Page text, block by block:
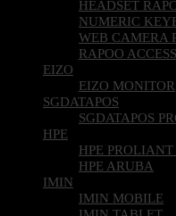
HEADSET
NUMERIC
WEB CAMERA
RAPOO
EIZO
EIZO MONITOR
SGDATAPOS
SGDATAPOS
HPE
HPE PROLIANT
HPE ARUBA
IMIN
IMIN MOBILE